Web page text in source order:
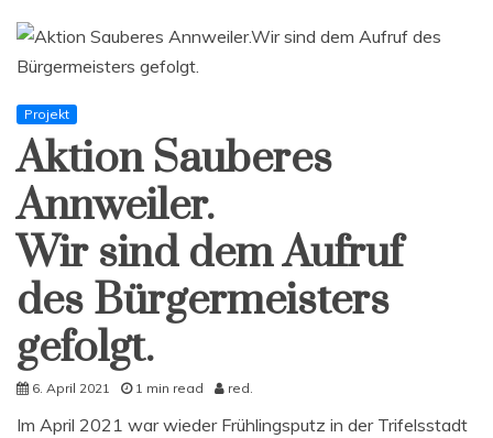
Projekt
Aktion Sauberes
Annweiler.
Wir sind dem Aufruf
des Bürgermeisters
gefolgt.
6. April 2021 1 min read red.
Im April 2021 war wieder Frühlingsputz in der Trifelsstadt